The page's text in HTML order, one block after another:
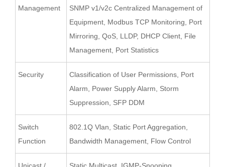
Management
SNMP v1/v2c Centralized Management of
Equipment, Modbus TCP Monitoring, Port
Mirroring, QoS, LLDP, DHCP Client, File
Management, Port Statistics
Security
Classification of User Permissions, Port
Alarm, Power Supply Alarm, Storm
Suppression, SFP DDM
Switch
Function
802.1Q Vlan, Static Port Aggregation,
Bandwidth Management, Flow Control